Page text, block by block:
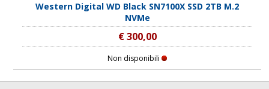
Western Digital WD Black SN7100X SSD 2TB M.2
NVMe
€ 300,00
Non disponibili